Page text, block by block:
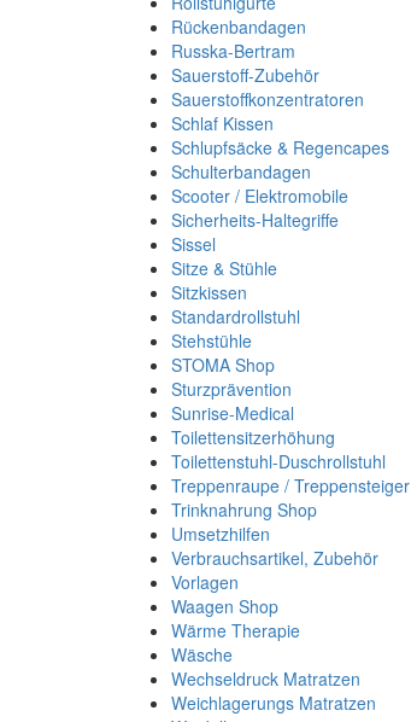
Rückenbandagen
Russka-Bertram
Sauerstoff-Zubehör
Sauerstoffkonzentratoren
Schlaf Kissen
Schlupfsäcke & Regencapes
Schulterbandagen
Scooter / Elektromobile
Sicherheits-Haltegriffe
Sissel
Sitze & Stühle
Sitzkissen
Standardrollstuhl
Stehstühle
STOMA Shop
Sturzprävention
Sunrise-Medical
Toilettensitzerhöhung
Toilettenstuhl-Duschrollstuhl
Treppenraupe / Treppensteiger
Trinknahrung Shop
Umsetzhilfen
Verbrauchsartikel, Zubehör
Vorlagen
Waagen Shop
Wärme Therapie
Wäsche
Wechseldruck Matratzen
Weichlagerungs Matratzen